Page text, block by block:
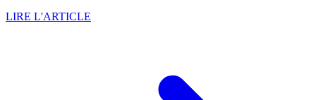
LIRE L'ARTICLE